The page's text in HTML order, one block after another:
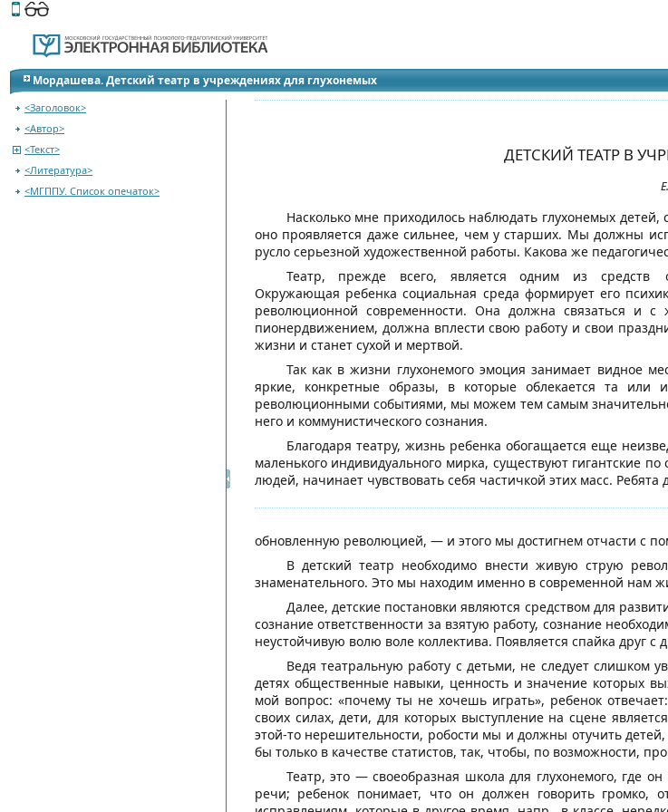
Этот сайт поддерживает
Мордашева. Детский театр в учреждениях для глухонемых
<Заголовок>
<Автор>
<Текст>
<Литература>
<МГППУ. Список опечаток>
Перейти на оглавление сборника
ДЕТСКИЙ ТЕАТР В
Насколько мне приходилось наблюдать глухонемых
оно проявляется даже сильнее, чем у старших. Мы должны
русло серьезной художественной работы. Какова же
Театр, прежде всего, является одним из средств
Окружающая ребенка социальная среда формирует его
революционной современности. Она должна связаться и
пионердвижением, должна вплести свою работу и свои
жизни и станет сухой и мертвой.
Так как в жизни глухонемого эмоция занимает видное
яркие, конкретные образы, в которые облекается та
революционными событиями, мы можем тем самым значительно
него и коммунистического сознания.
Благодаря театру, жизнь ребенка обогащается еще
маленького индивидуального мирка, существуют гигантские
людей, начинает чувствовать себя частичкой этих масс.
обновленную революцией, — и этого мы достигнем отчасти с
В детский театр необходимо внести живую струю
знаменательного. Это мы находим именно в современной нам
Далее, детские постановки являются средством для
сознание ответственности за взятую работу, сознание
неустойчивую волю воле коллектива. Появляется спайка друг с
Ведя театральную работу с детьми, не следует слишком
детях общественные навыки, ценность и значение которых
мой вопрос: «почему ты не хочешь играть», ребенок
своих силах, дети, для которых выступление на сцене
этой-то нерешительности, робости мы и должны отучить
бы только в качестве статистов, так, чтобы, по возможности,
Театр, это — своеобразная школа для глухонемого, где он
речи; ребенок понимает, что он должен говорить громко,